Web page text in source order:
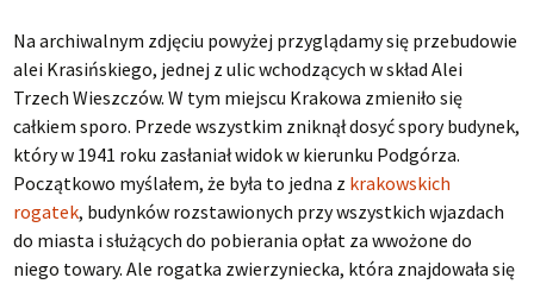
Na archiwalnym zdjęciu powyżej przyglądamy się przebudowie
alei Krasińskiego, jednej z ulic wchodzących w skład Alei
Trzech Wieszczów. W tym miejscu Krakowa zmieniło się
całkiem sporo. Przede wszystkim zniknął dosyć spory budynek,
który w 1941 roku zasłaniał widok w kierunku Podgórza.
Początkowo myślałem, że była to jedna z krakowskich
rogatek, budynków rozstawionych przy wszystkich wjazdach
do miasta i służących do pobierania opłat za wwożone do
niego towary. Ale rogatka zwierzyniecka, która znajdowała się